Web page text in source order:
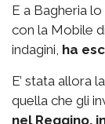
E a Bagheria
con la Mobile
indagini, ha
E’ stata allora
quella che gli
nel Reggino,